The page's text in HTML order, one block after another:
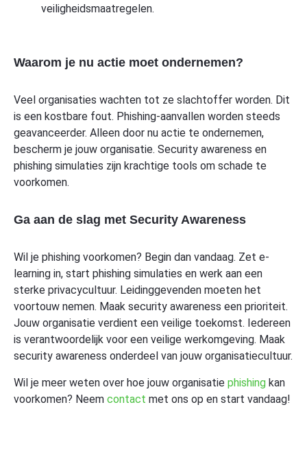
veiligheidsmaatregelen.
Waarom je nu actie moet ondernemen?
Veel organisaties wachten tot ze slachtoffer worden. Dit
is een kostbare fout. Phishing-aanvallen worden steeds
geavanceerder. Alleen door nu actie te ondernemen,
bescherm je jouw organisatie. Security awareness en
phishing simulaties zijn krachtige tools om schade te
voorkomen.
Ga aan de slag met Security Awareness
Wil je phishing voorkomen? Begin dan vandaag. Zet e-
learning in, start phishing simulaties en werk aan een
sterke privacycultuur. Leidinggevenden moeten het
voortouw nemen. Maak security awareness een prioriteit.
Jouw organisatie verdient een veilige toekomst. Iedereen
is verantwoordelijk voor een veilige werkomgeving. Maak
security awareness onderdeel van jouw organisatiecultuur.
Wil je meer weten over hoe jouw organisatie phishing kan
voorkomen? Neem contact met ons op en start vandaag!